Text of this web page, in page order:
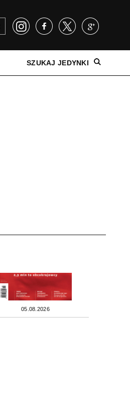
SZUKAJ JEDYNKI
05.08.2026